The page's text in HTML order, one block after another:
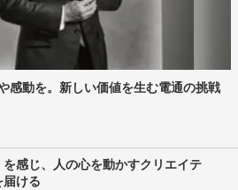
感動を。新しい価値を生む電通の挑戦
を感じ、人の心を動かすクリエイテ
届ける